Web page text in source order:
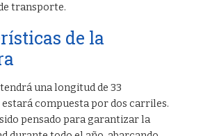
transporte.
de la
una longitud de 33
compuesta por dos carriles.
pensado para garantizar la